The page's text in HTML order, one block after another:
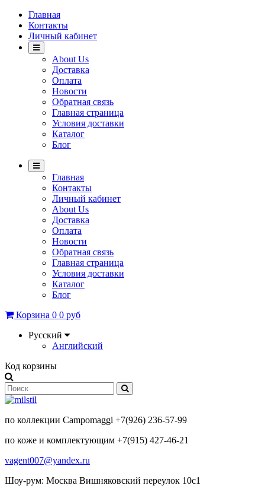
Главная
Контакты
Личный кабинет
About Us
Доставка
Оплата
Новости
Обратная связь
Главная страница
Условия доставки
Каталог
Блог
Главная
Контакты
Личный кабинет
About Us
Доставка
Оплата
Новости
Обратная связь
Главная страница
Условия доставки
Каталог
Блог
Корзина 0 0 руб
Русский
Английский
Код корзины
по коллекции Campomaggi +7(926) 236-57-99
по коже и комплектующим +7(915) 427-46-21
vagent007@yandex.ru
Шоу-рум: Москва Вишняковский переулок 10с1